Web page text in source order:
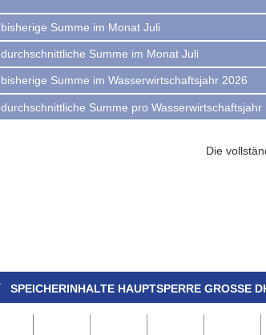
bisherige Summe im Monat Juli
durchschnittliche Summe im Monat Juli
bisherige Summe im Wasserwirtschaftsjahr 2026
durchschnittliche Summe pro Wasserwirtschaftsjahr
Die
SPEICHERINHALTE HAUPTSPERRE GROSSE